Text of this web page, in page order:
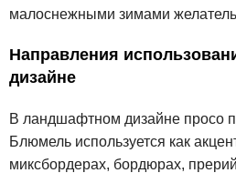
малоснежными зимами
Направления
дизайне
В ландшафтном дизайне просо
Блюмель используется как
миксбордерах, бордюрах,